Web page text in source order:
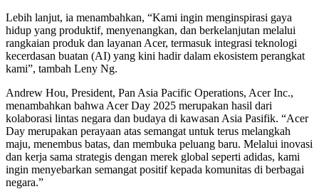
Lebih lanjut, ia menambahkan, “Kami ingin menginspirasi gaya
hidup yang produktif, menyenangkan, dan berkelanjutan melalui
rangkaian produk dan layanan Acer, termasuk integrasi teknologi
kecerdasan buatan (AI) yang kini hadir dalam ekosistem perangkat
kami”, tambah Leny Ng.
Andrew Hou, President, Pan Asia Pacific Operations, Acer Inc.,
menambahkan bahwa Acer Day 2025 merupakan hasil dari
kolaborasi lintas negara dan budaya di kawasan Asia Pasifik. “Acer
Day merupakan perayaan atas semangat untuk terus melangkah
maju, menembus batas, dan membuka peluang baru. Melalui inovasi
dan kerja sama strategis dengan merek global seperti adidas, kami
ingin menyebarkan semangat positif kepada komunitas di berbagai
negara.”